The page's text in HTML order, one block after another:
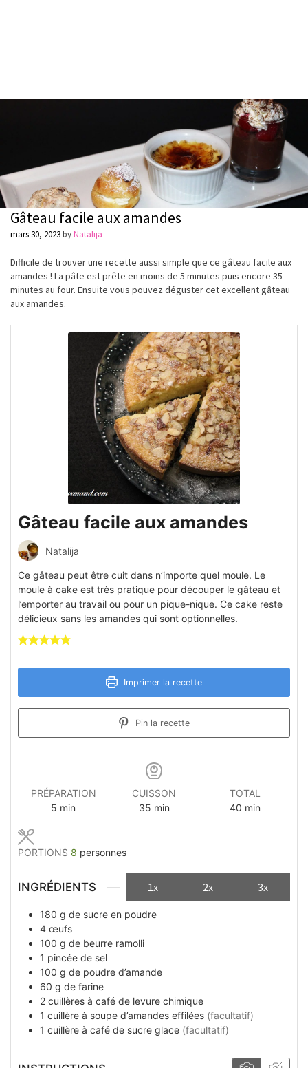
Gâteau facile aux amandes
mars 30, 2023byNatalija
Difficile de trouver une recette aussi simple que ce gâteau facile aux
amandes ! La pâte estprête en moins de 5 minutes puis encore 35
minutes au four. Ensuite vous pouvez dégustercet excellent gâteau
aux amandes.
Gâteau facile aux amandes
Natalija
Ce gâteau peut être cuit dans n’importe quel moule. Le
moule à cake est très pratique pour découper le gâteau et
l’emporter au travail ou pour un pique-nique. Ce cake reste
délicieux sans les amandes qui sont optionnelles.
Imprimer la recette
Pin la recette
PRÉPARATION
5 minutes
min
CUISSON
35minutes
min
TOTAL
40minutes
min
PORTIONS 8 personnes
INGRÉDIENTS 1x 2x 3x
180 g de sucre en poudre
4 œufs
100 g de beurre ramolli
1 pincée de sel
100 g de poudre d’amande
60 g de farine
2 cuillères à café de levure chimique
1 cuillère à soupe d’amandes effilées (facultatif)
1 cuillère à café de sucre glace (facultatif)